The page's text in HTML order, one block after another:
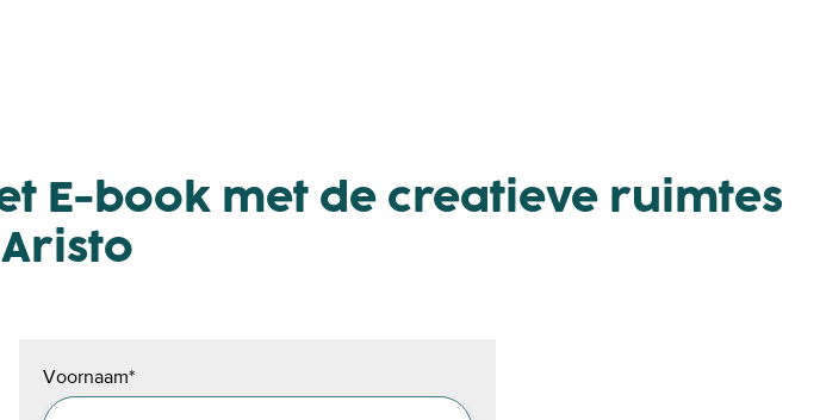
E-book met de creatieve ruimtes
Voornaam*